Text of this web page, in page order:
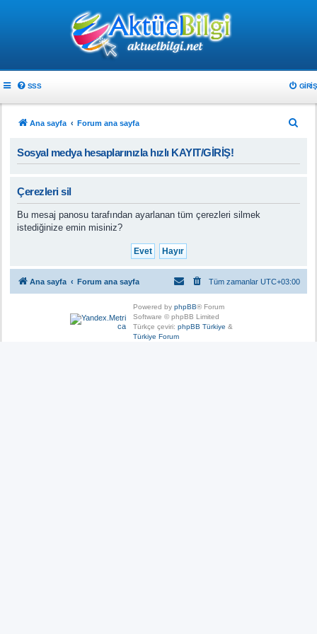
SSS GIRIŞ
Ana sayfa Forum ana sayfa
Sosyal medya hesaplarınızla hızlı KAYIT/GİRİŞ!
Çerezleri sil
Bu mesaj panosu tarafından ayarlanan tüm çerezleri silmek
istediğinize emin misiniz?
Ana sayfa Forum ana sayfa Tüm zamanlar UTC+03:00
Powered by phpBB® Forum
Software © phpBB Limited
Türkçe çeviri: phpBB Türkiye &
Türkiye Forum